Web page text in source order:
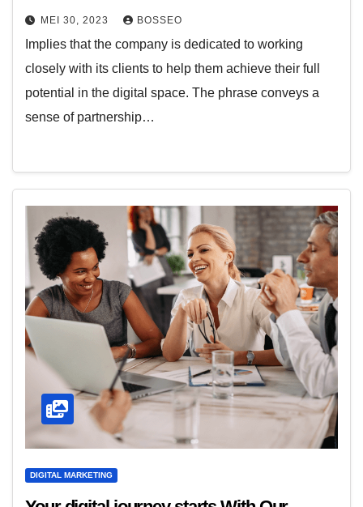
MEI 30, 2023 BOSSEO
Implies that the company is dedicated to working
closely with its clients to help them achieve their full
potential in the digital space. The phrase conveys a
sense of partnership…
DIGITAL MARKETING